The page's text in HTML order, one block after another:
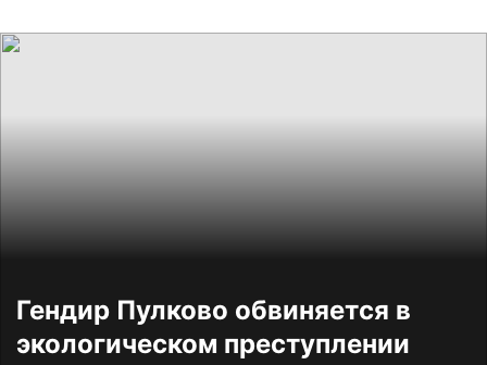
Гендир Пулково обвиняется в
экологическом преступлении